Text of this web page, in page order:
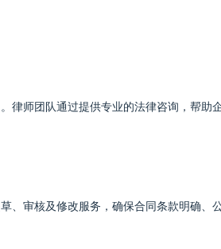
律师团队通过提供专业的法律咨询，帮助
、审核及修改服务，确保合同条款明确、